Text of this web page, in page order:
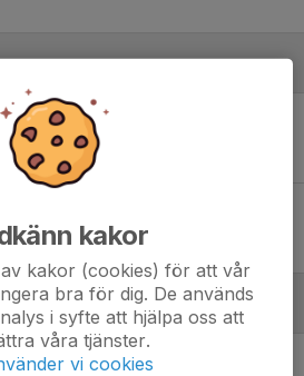
Volley
Sollentuna
- Hästhagen IF
kakor
kakor (cookies) för att vår
bra för dig. De används
i syfte att hjälpa oss att
våra tjänster.
vi cookies